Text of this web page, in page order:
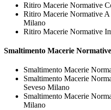
Ritiro Macerie Normative
Ritiro Macerie Normative
Milano
Ritiro Macerie Normative
Smaltimento Macerie
Smaltimento Macerie
Smaltimento Macerie
Seveso Milano
Smaltimento Macerie
Milano